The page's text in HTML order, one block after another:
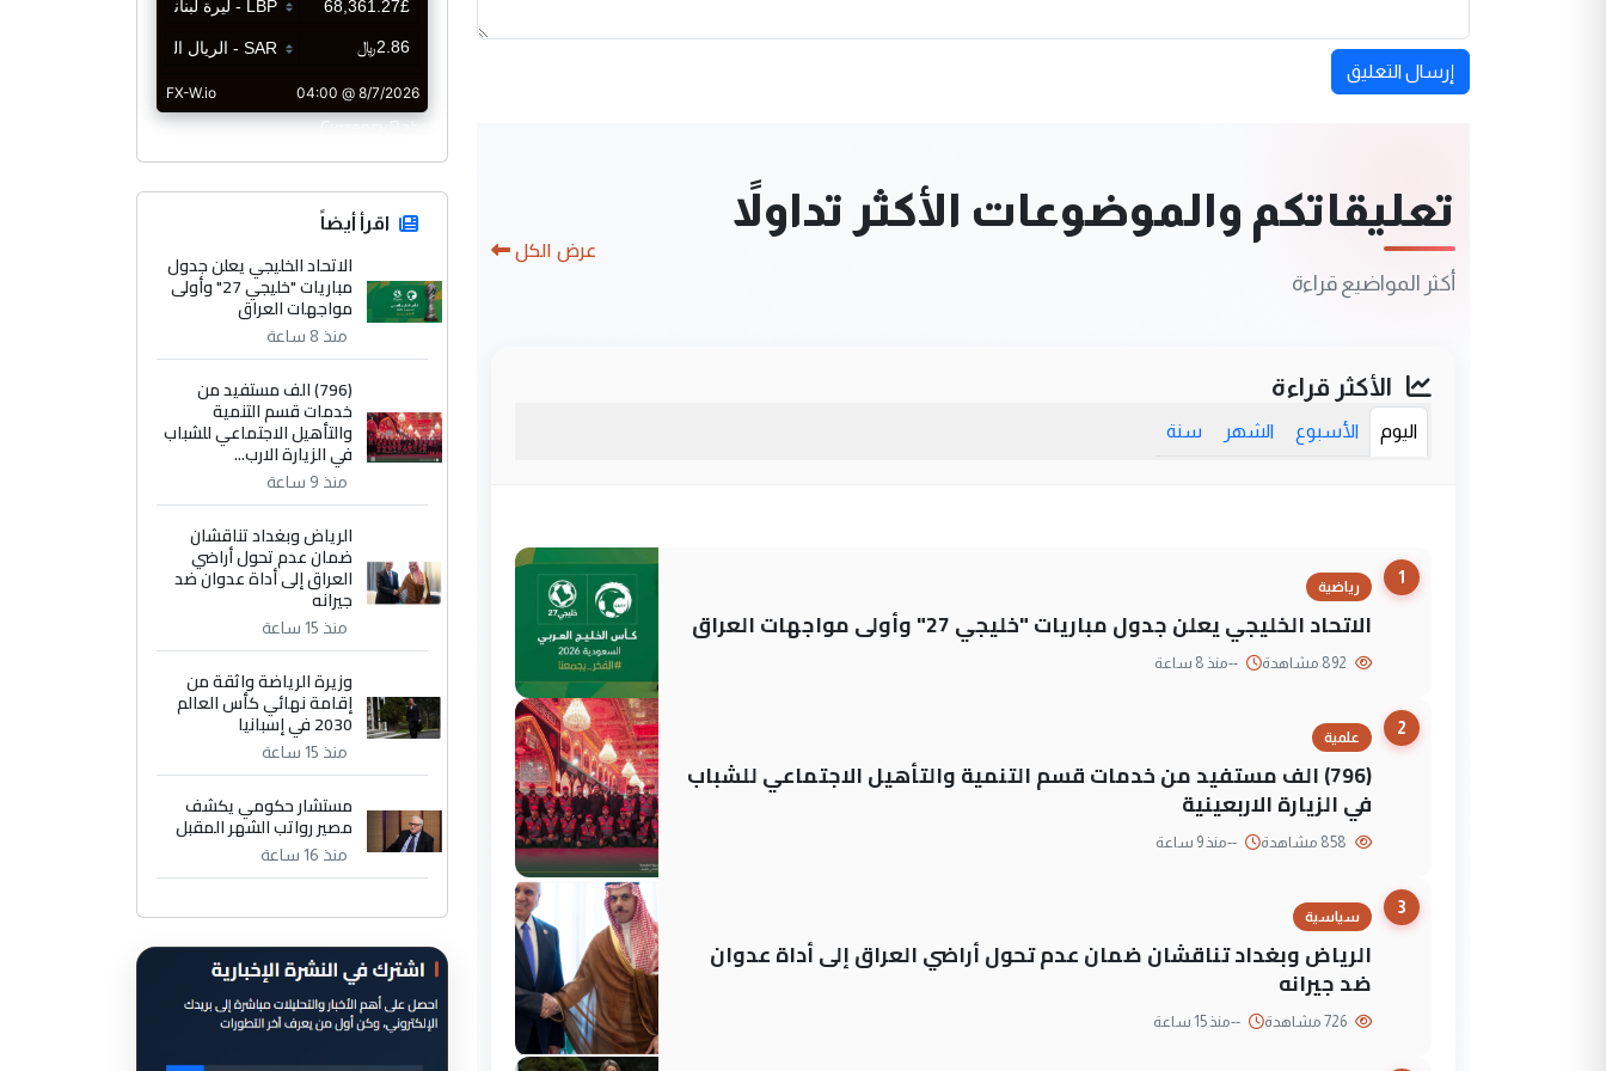
إرسال التعليق
تعليقاتكم والموضوعات الأكثر تداولاً
أكثر المواضيع قراءة
عرض الكل
الأكثر قراءة
اليوم الأسبوع الشهر سنة
1
رياضية
الاتحاد الخليجي يعلن جدول مباريات "خليجي 27" وأولى مواجهات العراق
--منذ 8 ساعة
2
علمية
(796) الف مستفيد من خدمات قسم التنمية والتأهيل الاجتماعي للشباب
في الزيارة الاربعينية
--منذ 9 ساعة
3
سياسية
الرياض وبغداد تناقشان ضمان عدم تحول أراضي العراق إلى أداة عدوان
ضد جيرانه
--منذ 15 ساعة
CurrencyRate
اقرأ أيضاً
الاتحاد الخليجي يعلن جدول
مباريات "خليجي 27" وأولى
مواجهات العراق
منذ 8 ساعة
(796) الف مستفيد من
خدمات قسم التنمية
والتأهيل الاجتماعي للشباب
في الزيارة الارب...
منذ 9 ساعة
الرياض وبغداد تناقشان
ضمان عدم تحول أراضي
العراق إلى أداة عدوان ضد
جيرانه
منذ 15 ساعة
وزيرة الرياضة واثقة من
إقامة نهائي كأس العالم
2030 في إسبانيا
منذ 15 ساعة
مستشار حكومي يكشف
مصير رواتب الشهر المقبل
منذ 16 ساعة